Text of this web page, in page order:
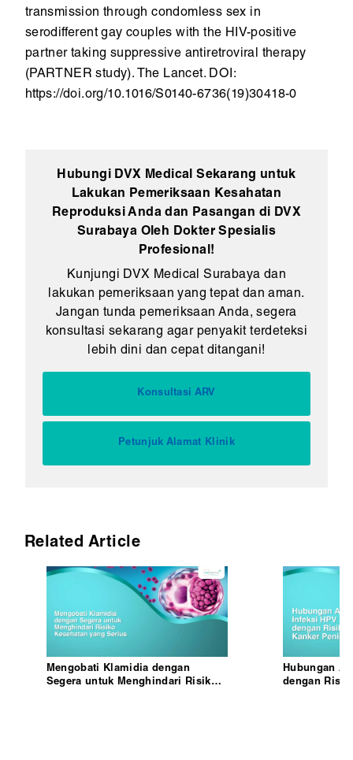
transmission through condomless sex in
serodifferent gay couples with the HIV-positive
partner taking suppressive antiretroviral therapy
(PARTNER study). The Lancet. DOI:
https://doi.org/10.1016/S0140-6736(19)30418-0
Hubungi DVX Medical Sekarang untuk
Lakukan Pemeriksaan Kesahatan
Reproduksi Anda dan Pasangan di DVX
Surabaya Oleh Dokter Spesialis
Profesional!
Kunjungi DVX Medical Surabaya dan
lakukan pemeriksaan yang tepat dan aman.
Jangan tunda pemeriksaan Anda, segera
konsultasi sekarang agar penyakit terdeteksi
lebih dini dan cepat ditangani!
Konsultasi ARV
Petunjuk Alamat Klinik
Related Article
Mengobati Klamidia dengan
Segera untuk Menghindari Risiko
Hubungan
dengan